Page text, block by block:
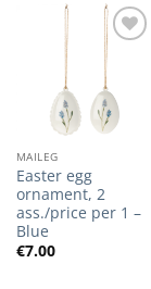
Lisa
soovilisti
MAILEG
Easter egg
ornament, 2
ass./price per 1 –
Blue
€7.00